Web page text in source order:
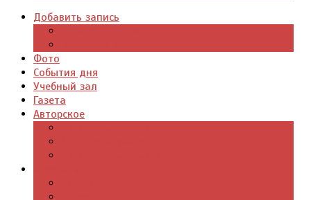
Добавить запись
Фото
События дня
Учебный зал
Газета
Авторское